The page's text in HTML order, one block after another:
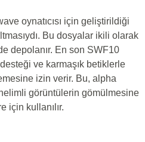
oynatıcısı için geliştirildiği
Bu dosyalar ikili olarak
depolanır. En son SWF10
ve karmaşık betiklerle
izin verir. Bu, alpha
görüntülerin gömülmesine
için kullanılır.